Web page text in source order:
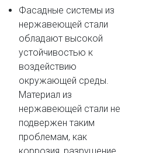
Фасадные системы из
нержавеющей стали
обладают высокой
устойчивостью к
воздействию
окружающей среды.
Материал из
нержавеющей стали не
подвержен таким
проблемам, как